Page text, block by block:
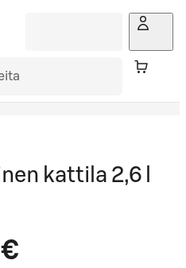
kattila 2,6 l